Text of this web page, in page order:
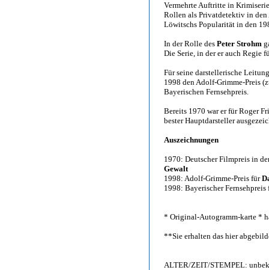
Vermehrte Auftritte in
Rollen als Privatdetektiv in
Löwitschs Popularität in den
In der Rolle des Peter Strohm
Die Serie, in der er auch Regie
Für seine darstellerische
1998 den Adolf-Grimme-Preis
Bayerischen Fernsehpreis.
Bereits 1970 war er für Roger
bester Hauptdarsteller
Auszeichnungen
1970: Deutscher Filmpreis in
Gewalt
1998: Adolf-Grimme-Preis für
1998: Bayerischer
* Original-Autogramm-karte *
**Sie erhalten das hier
ALTER/ZEIT/STEMPEL: